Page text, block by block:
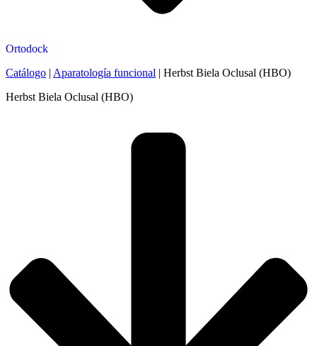
Ortodock
Catálogo | Aparatología funcional | Herbst Biela Oclusal (HBO)
Herbst Biela Oclusal (HBO)